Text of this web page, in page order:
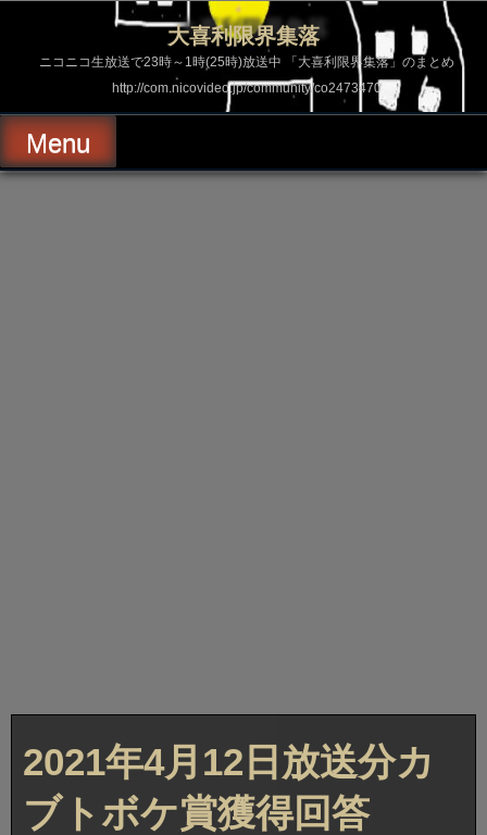
ス
ッ
プ
大喜利限界集落
ニコニコ生放送で23時～1時(25時)放送中 「大喜利限界集落」のまとめ
http://com.nicovideo.jp/community/co2473470
Menu
2021年4月12日放送分カ
ブトボケ賞獲得回答